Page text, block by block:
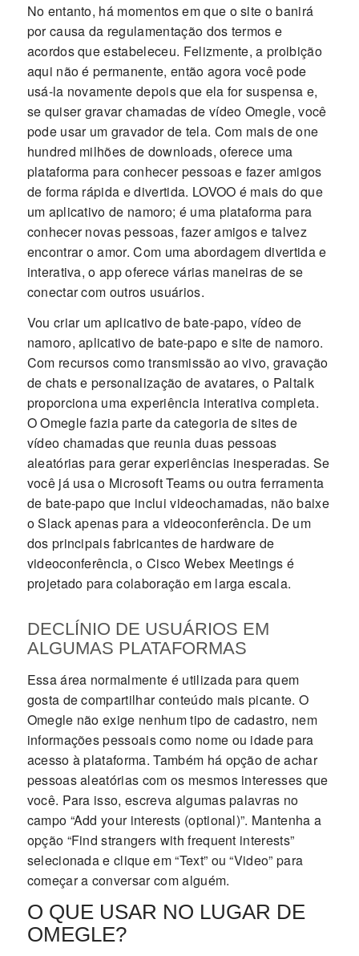
No entanto, há momentos em que o site o banirá
por causa da regulamentação dos termos e
acordos que estabeleceu. Felizmente, a proibição
aqui não é permanente, então agora você pode
usá-la novamente depois que ela for suspensa e,
se quiser gravar chamadas de vídeo Omegle, você
pode usar um gravador de tela. Com mais de one
hundred milhões de downloads, oferece uma
plataforma para conhecer pessoas e fazer amigos
de forma rápida e divertida. LOVOO é mais do que
um aplicativo de namoro; é uma plataforma para
conhecer novas pessoas, fazer amigos e talvez
encontrar o amor. Com uma abordagem divertida e
interativa, o app oferece várias maneiras de se
conectar com outros usuários.
Vou criar um aplicativo de bate-papo, vídeo de
namoro, aplicativo de bate-papo e site de namoro.
Com recursos como transmissão ao vivo, gravação
de chats e personalização de avatares, o Paltalk
proporciona uma experiência interativa completa.
O Omegle fazia parte da categoria de sites de
vídeo chamadas que reunia duas pessoas
aleatórias para gerar experiências inesperadas. Se
você já usa o Microsoft Teams ou outra ferramenta
de bate-papo que inclui videochamadas, não baixe
o Slack apenas para a videoconferência. De um
dos principais fabricantes de hardware de
videoconferência, o Cisco Webex Meetings é
projetado para colaboração em larga escala.
DECLÍNIO DE USUÁRIOS EM
ALGUMAS PLATAFORMAS
Essa área normalmente é utilizada para quem
gosta de compartilhar conteúdo mais picante. O
Omegle não exige nenhum tipo de cadastro, nem
informações pessoais como nome ou idade para
acesso à plataforma. Também há opção de achar
pessoas aleatórias com os mesmos interesses que
você. Para isso, escreva algumas palavras no
campo “Add your interests (optional)”. Mantenha a
opção “Find strangers with frequent interests”
selecionada e clique em “Text” ou “Video” para
começar a conversar com alguém.
O QUE USAR NO LUGAR DE
OMEGLE?